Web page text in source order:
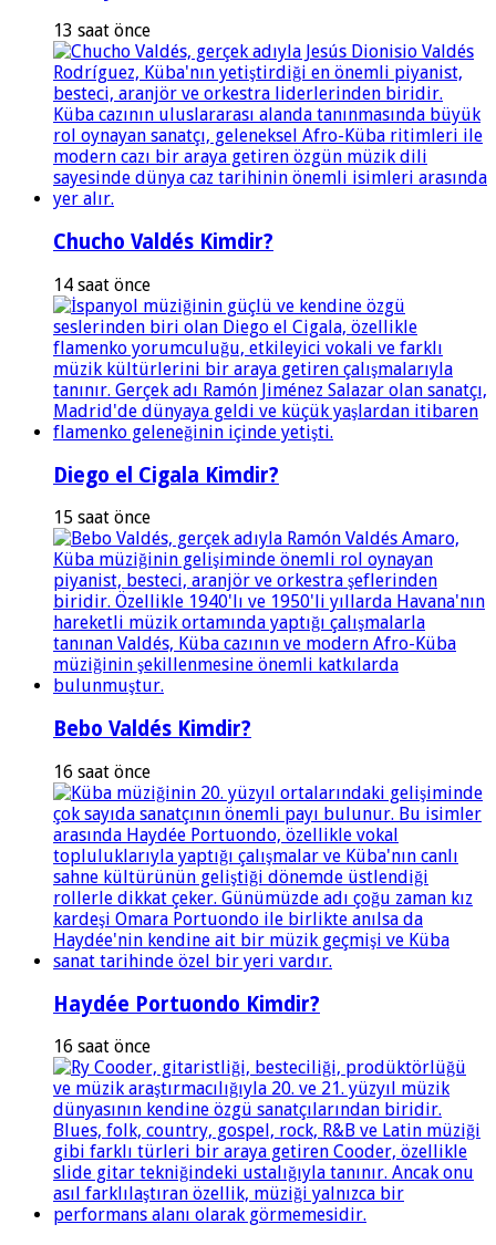
13 saat önce
Chucho Valdés Kimdir?
14 saat önce
Diego el Cigala Kimdir?
15 saat önce
Bebo Valdés Kimdir?
16 saat önce
Haydée Portuondo Kimdir?
16 saat önce